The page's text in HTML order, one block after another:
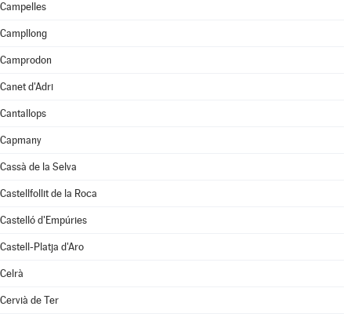
Campelles
Campllong
Camprodon
Canet d'Adri
Cantallops
Capmany
Cassà de la Selva
Castellfollit de la Roca
Castelló d'Empúries
Castell-Platja d'Aro
Celrà
Cervià de Ter